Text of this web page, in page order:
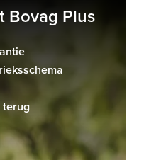
Bovag Plus
terug